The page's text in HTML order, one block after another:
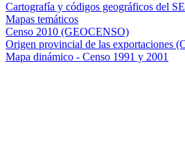
Cartografía y códigos geográficos del
Mapas temáticos
Censo 2010 (GEOCENSO)
Origen provincial de las exportaciones
Mapa dinámico - Censo 1991 y 2001